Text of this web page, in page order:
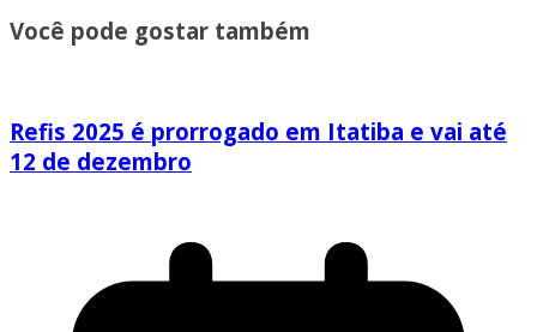
Você pode gostar também
Refis 2025 é prorrogado em Itatiba e vai até
12 de dezembro